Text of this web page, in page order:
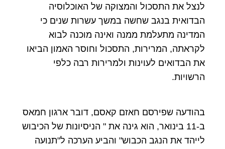
לנצל את התסכול והמצוקה של האוכלוסיה
הבדואית בנגב שחשה במשך עשרות שנים כי
המדינה מתעלמת ממנה ואינה מוכנה לבוא
לקראתה, המרירות, התסכול וחוסר האמון הביאו
את הבדואים לעוינות ולמרירות רבה כלפי
הרשויות.
בהודעה שפירסם חאזם קאסם, דובר ארגון חמאס
ב-11 בינואר, הוא גינה את " הניסיונות של הכיבוש
לייהד את הנגב הכבוש" והביע הערכה ל"תנועה